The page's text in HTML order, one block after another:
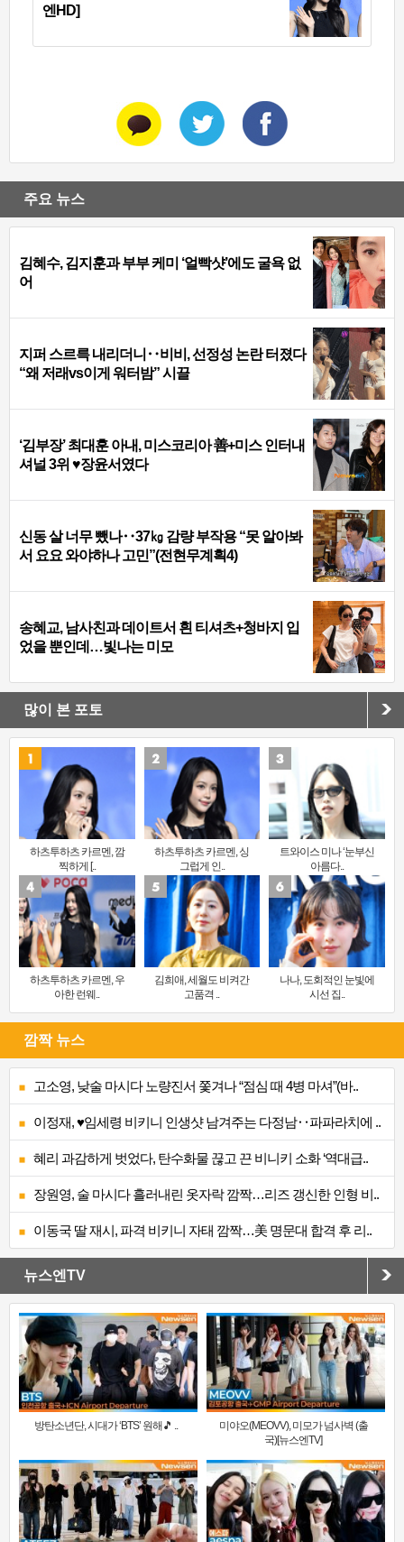
엔HD]
주요 뉴스
김혜수, 김지훈과 부부 케미 ‘얼빡샷’에도 굴욕 없
어
지퍼 스르륵 내리더니‥비비, 선정성 논란 터졌다
“왜 저래vs이게 워터밤” 시끌
‘김부장’ 최대훈 아내, 미스코리아 善+미스 인터내
셔널 3위 ♥장윤서였다
신동 살 너무 뺐나‥37㎏ 감량 부작용 “못 알아봐
서 요요 와야하나 고민”(전현무계획4)
송혜교, 남사친과 데이트서 흰 티셔츠+청바지 입
었을 뿐인데…빛나는 미모
많이 본 포토
하츠투하츠 카르멘, 깜
찍하게 [..
하츠투하츠 카르멘, 싱
그럽게 인..
트와이스 미나 ‘눈부신
아름다..
하츠투하츠 카르멘, 우
아한 런웨..
김희애, 세월도 비켜간
고품격 ..
나나, 도회적인 눈빛에
시선 집..
깜짝 뉴스
고소영, 낮술 마시다 노량진서 쫓겨나 “점심 때 4병 마셔”(바..
이정재, ♥임세령 비키니 인생샷 남겨주는 다정남‥파파라치에 ..
혜리 과감하게 벗었다, 탄수화물 끊고 끈 비니키 소화 ‘역대급..
장원영, 술 마시다 흘러내린 옷자락 깜짝…리즈 갱신한 인형 비..
이동국 딸 재시, 파격 비키니 자태 깜짝…美 명문대 합격 후 리..
뉴스엔TV
방탄소년단, 시대가 ‘BTS’ 원해🎵 ..
미야오(MEOVV), 미모가 넘사벽 (출
국)[뉴스엔TV]